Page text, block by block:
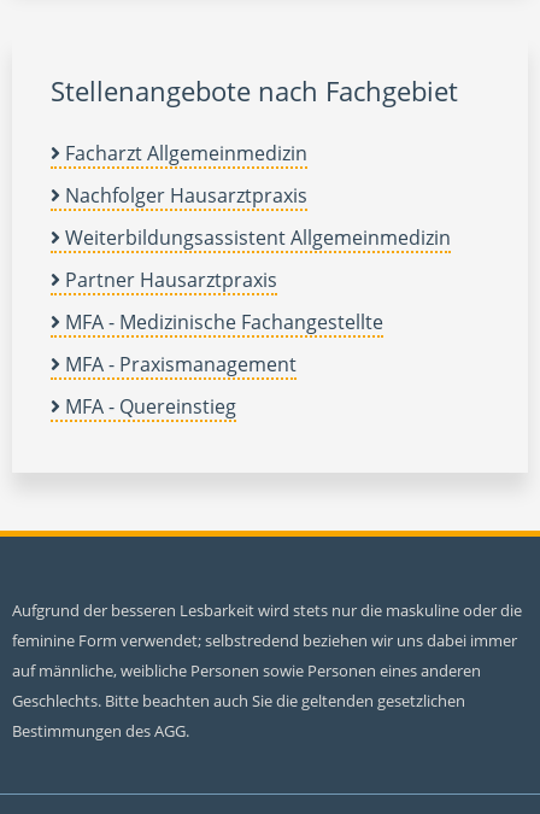
Stellenangebote nach Fachgebiet
Facharzt Allgemeinmedizin
Nachfolger Hausarztpraxis
Weiterbildungsassistent Allgemeinmedizin
Partner Hausarztpraxis
MFA - Medizinische Fachangestellte
MFA - Praxismanagement
MFA - Quereinstieg
Aufgrund der besseren Lesbarkeit wird stets nur die maskuline oder die
feminine Form verwendet; selbstredend beziehen wir uns dabei immer
auf männliche, weibliche Personen sowie Personen eines anderen
Geschlechts. Bitte beachten auch Sie die geltenden gesetzlichen
Bestimmungen des AGG.